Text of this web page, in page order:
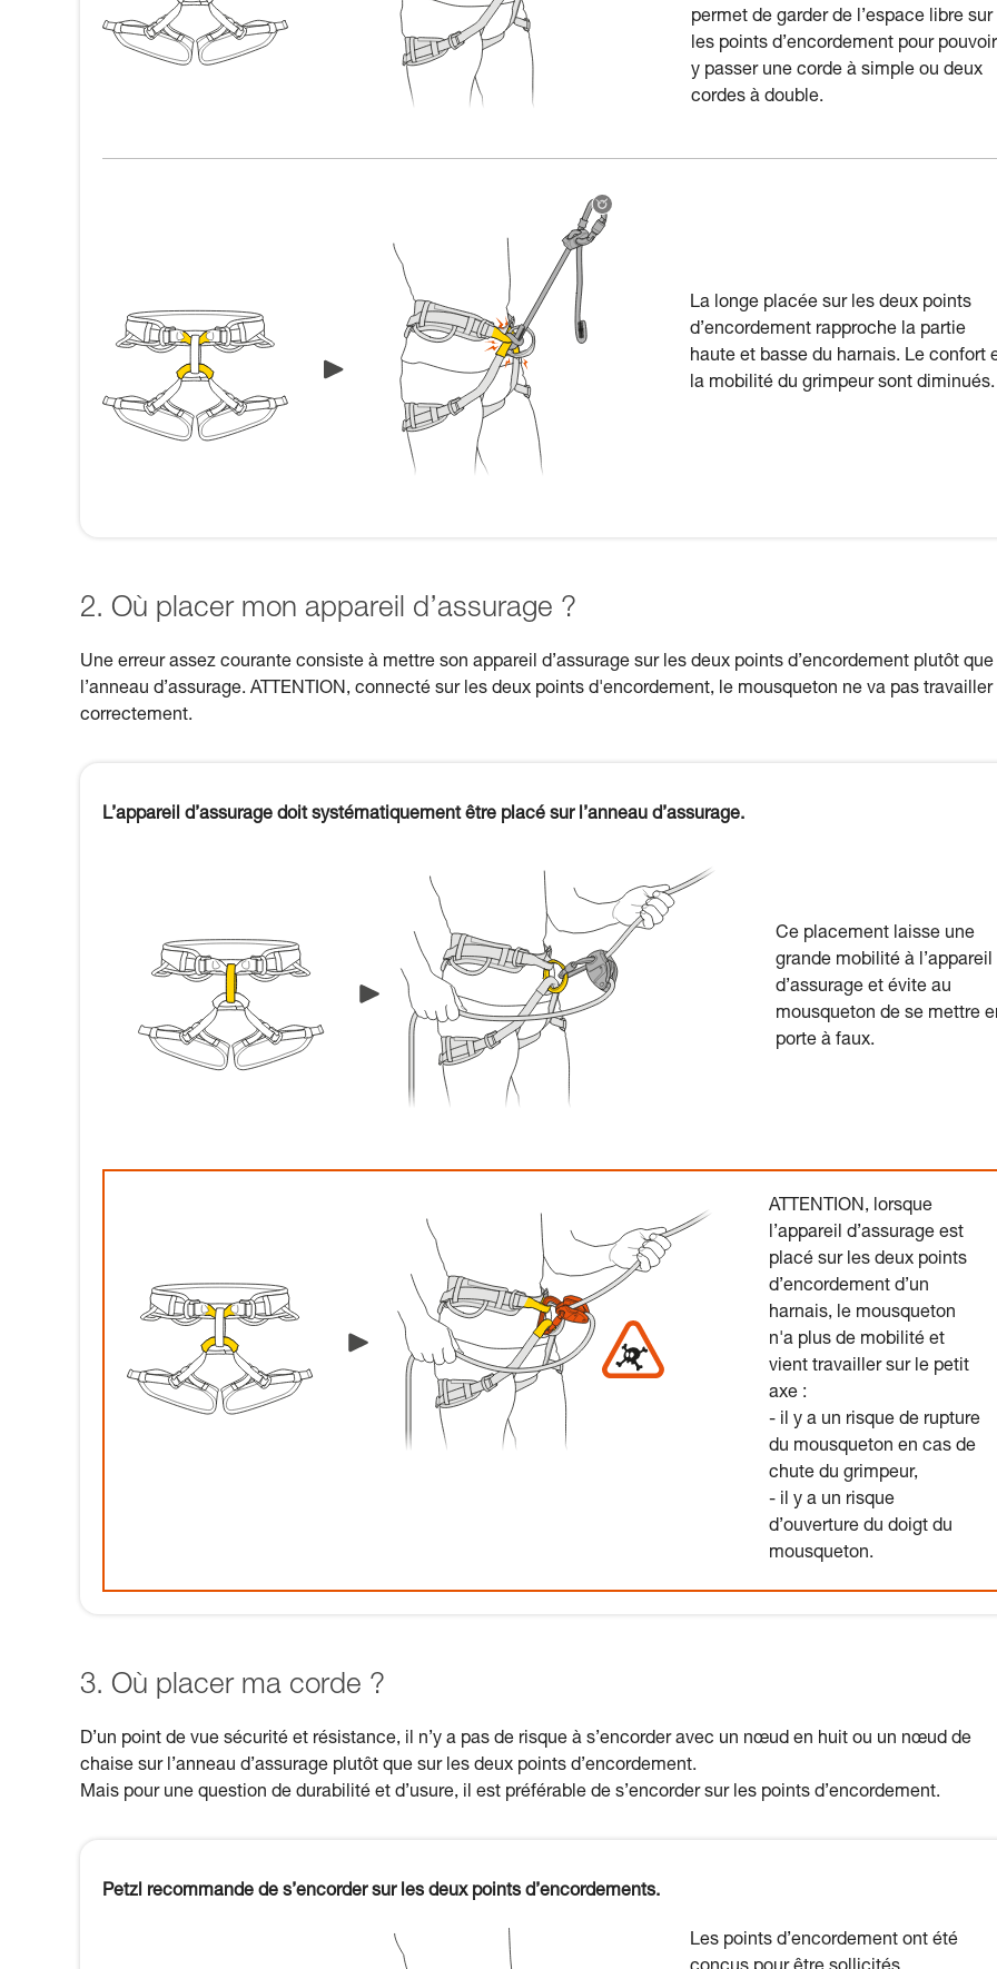
permet de garder de l’espace libre sur
les points d’encordement pour pouvoir
y passer une corde à simple ou deux
cordes à double.
La longe placée sur les deux points
d’encordement rapproche la partie
haute et basse du harnais. Le confort
la mobilité du grimpeur sont diminués.
2. Où placer mon appareil d’assurage ?
Une erreur assez courante consiste à mettre son appareil d’assurage sur les deux points d’encordement plutôt que
l’anneau d’assurage. ATTENTION, connecté sur les deux points d'encordement, le mousqueton ne va pas travailler
correctement.
L’appareil d’assurage doit systématiquement être placé sur l’anneau d’assurage.
Ce placement laisse une
grande mobilité à l’appareil
d’assurage et évite au
mousqueton de se mettre
porte à faux.
ATTENTION, lorsque
l’appareil d’assurage est
placé sur les deux points
d’encordement d’un
harnais, le mousqueton
n'a plus de mobilité et
vient travailler sur le petit
axe :
- il y a un risque de rupture
du mousqueton en cas de
chute du grimpeur,
- il y a un risque
d’ouverture du doigt du
mousqueton.
3. Où placer ma corde ?
D’un point de vue sécurité et résistance, il n’y a pas de risque à s’encorder avec un nœud en huit ou un nœud de
chaise sur l’anneau d’assurage plutôt que sur les deux points d’encordement.
Mais pour une question de durabilité et d’usure, il est préférable de s’encorder sur les points d’encordement.
Petzl recommande de s’encorder sur les deux points d’encordements.
Les points d’encordement ont été